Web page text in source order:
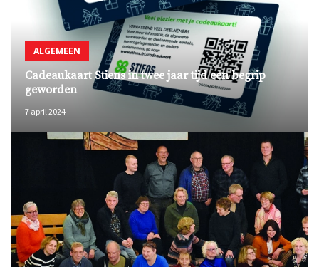
ALGEMEEN
Cadeaukaart Stiens in twee jaar tijd een begrip
geworden
7 april 2024